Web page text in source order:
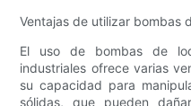
Ventajas de utilizar bombas
El uso de bombas de
industriales ofrece varias
su capacidad para
sólidas, que pueden